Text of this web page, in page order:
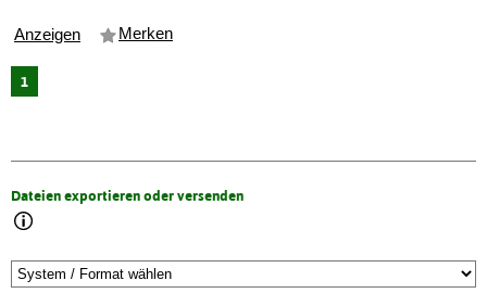
Anzeigen Merken
1
Dateien exportieren oder versenden